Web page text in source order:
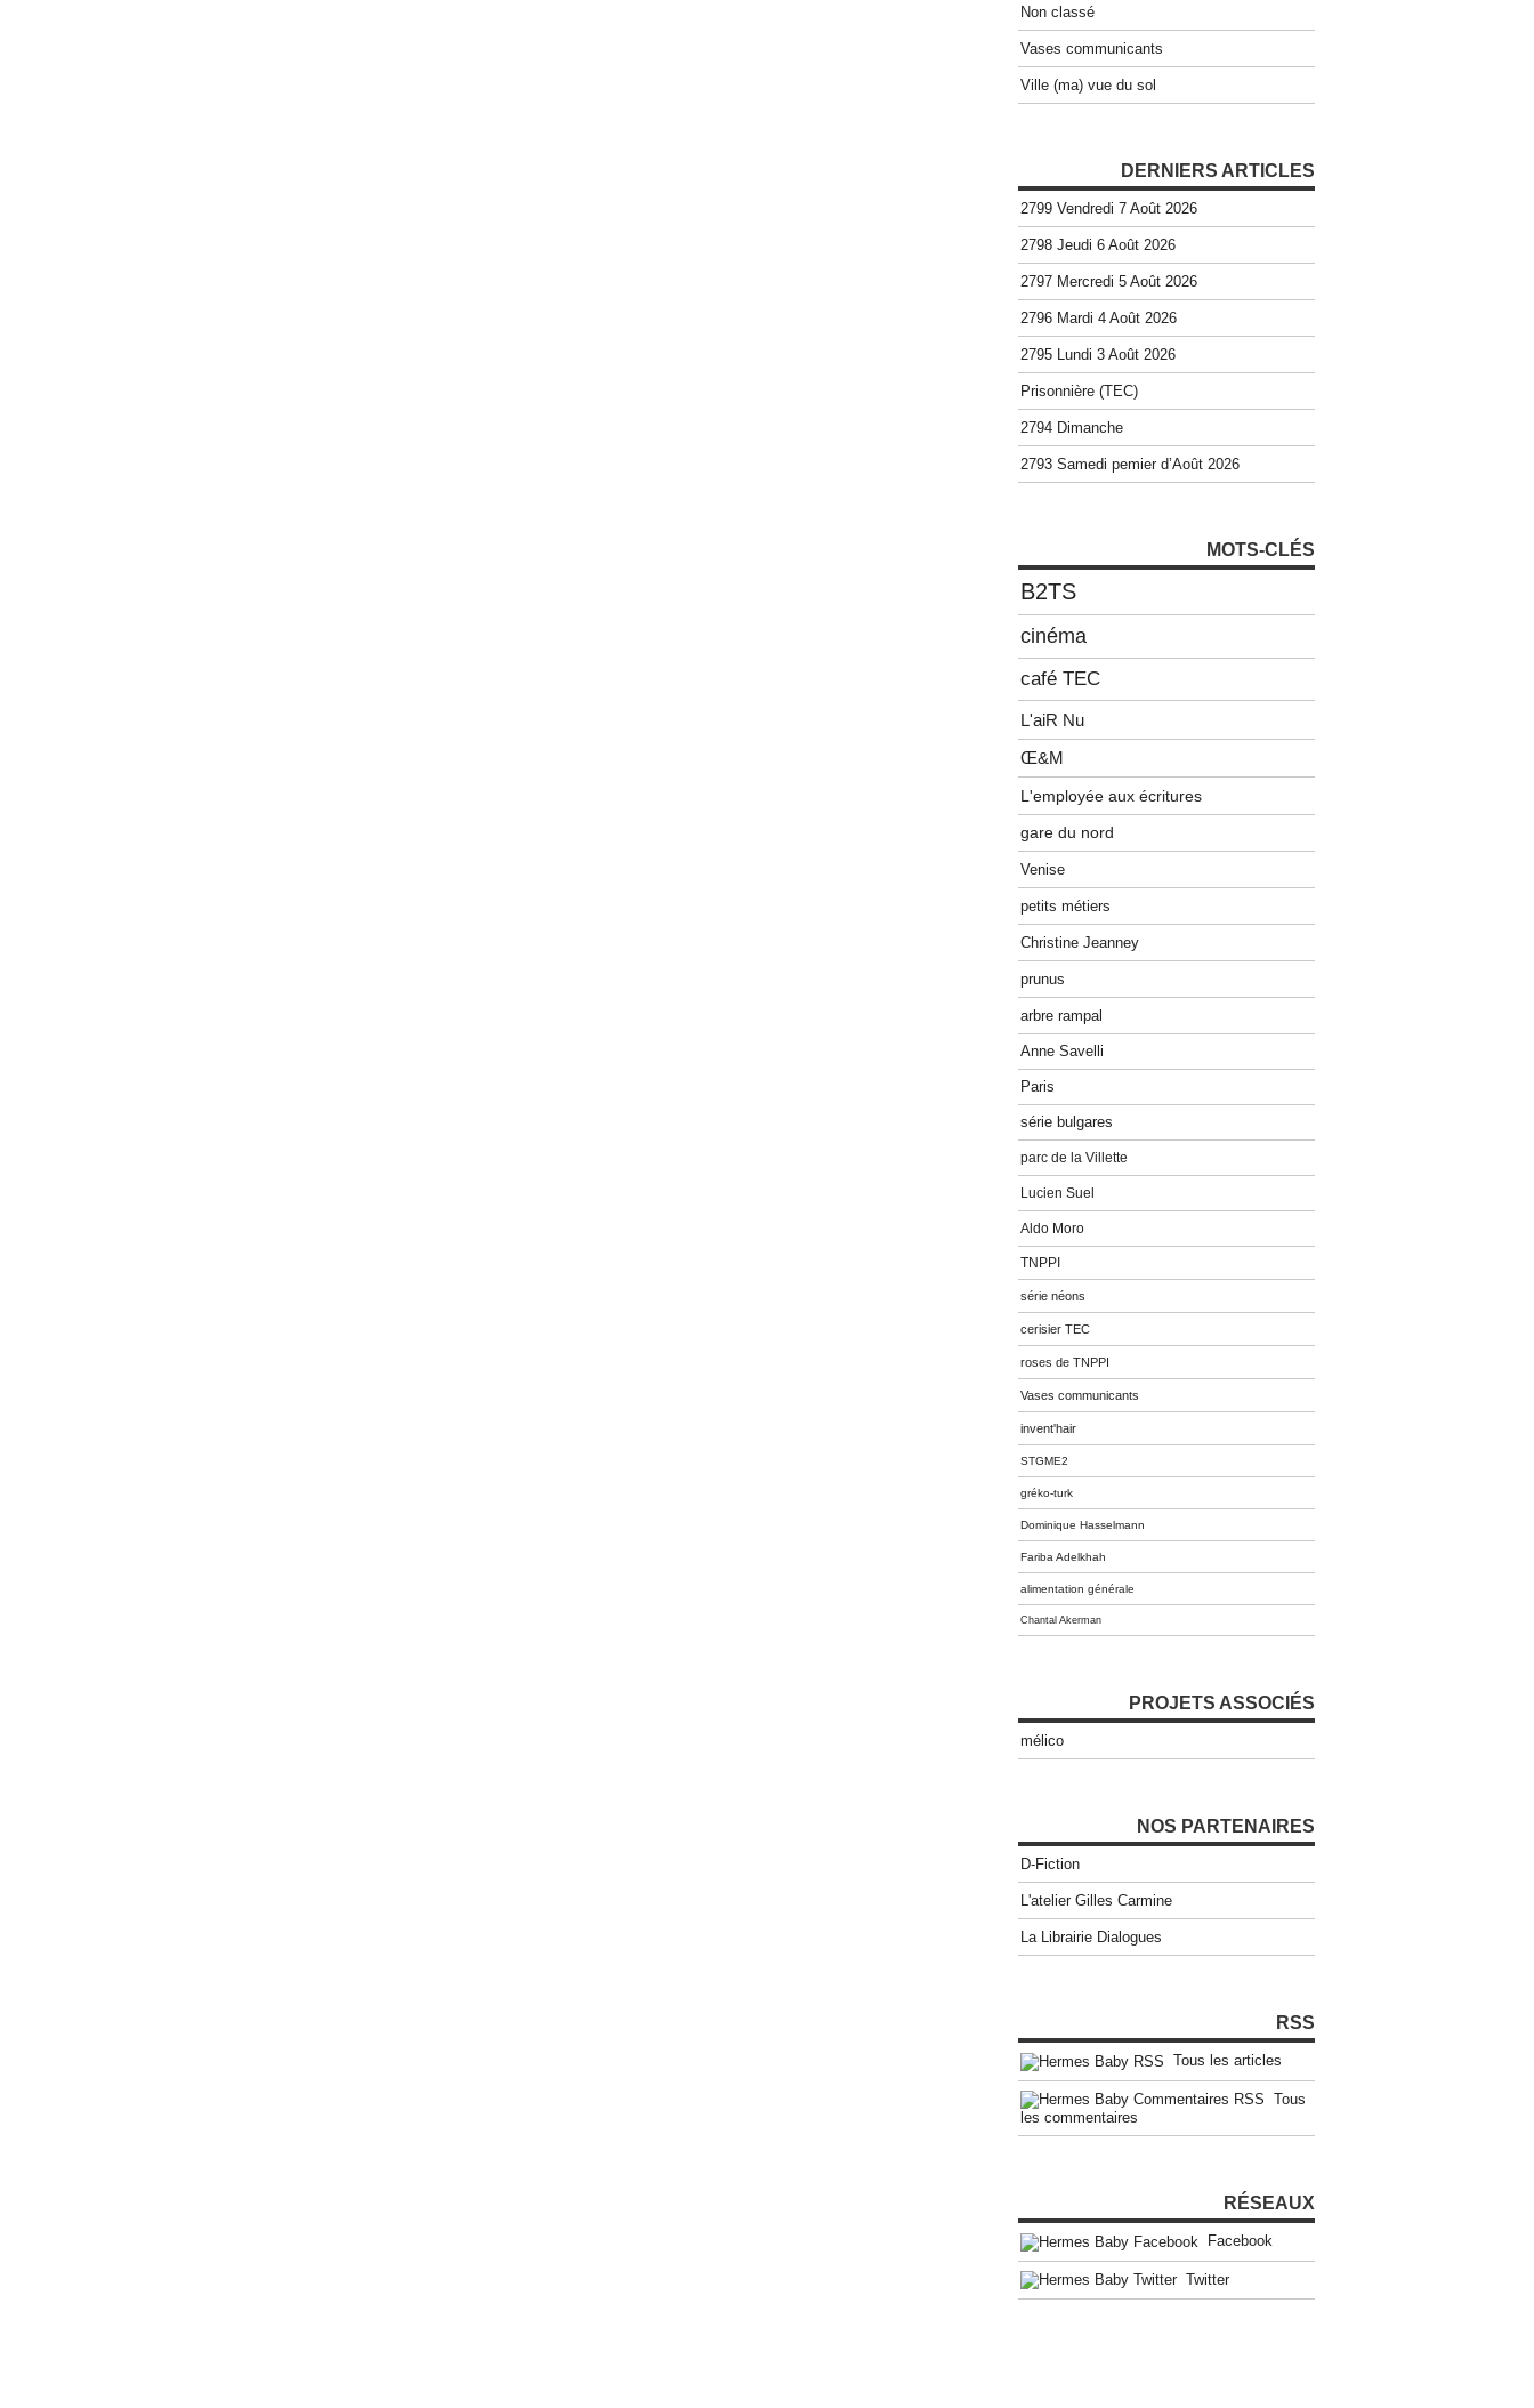
Non classé
Vases communicants
Ville (ma) vue du sol
DERNIERS ARTICLES
2799 Vendredi 7 Août 2026
2798 Jeudi 6 Août 2026
2797 Mercredi 5 Août 2026
2796 Mardi 4 Août 2026
2795 Lundi 3 Août 2026
Prisonnière (TEC)
2794 Dimanche
2793 Samedi pemier d’Août 2026
MOTS-CLÉS
B2TS
cinéma
café TEC
L'aiR Nu
Œ&M
L'employée aux écritures
gare du nord
Venise
petits métiers
Christine Jeanney
prunus
arbre rampal
Anne Savelli
Paris
série bulgares
parc de la Villette
Lucien Suel
Aldo Moro
TNPPI
série néons
cerisier TEC
roses de TNPPI
Vases communicants
invent'hair
STGME2
gréko-turk
Dominique Hasselmann
Fariba Adelkhah
alimentation générale
Chantal Akerman
PROJETS ASSOCIÉS
mélico
NOS PARTENAIRES
D-Fiction
L'atelier Gilles Carmine
La Librairie Dialogues
RSS
Tous les articles
Tous
les commentaires
RÉSEAUX
Facebook
Twitter